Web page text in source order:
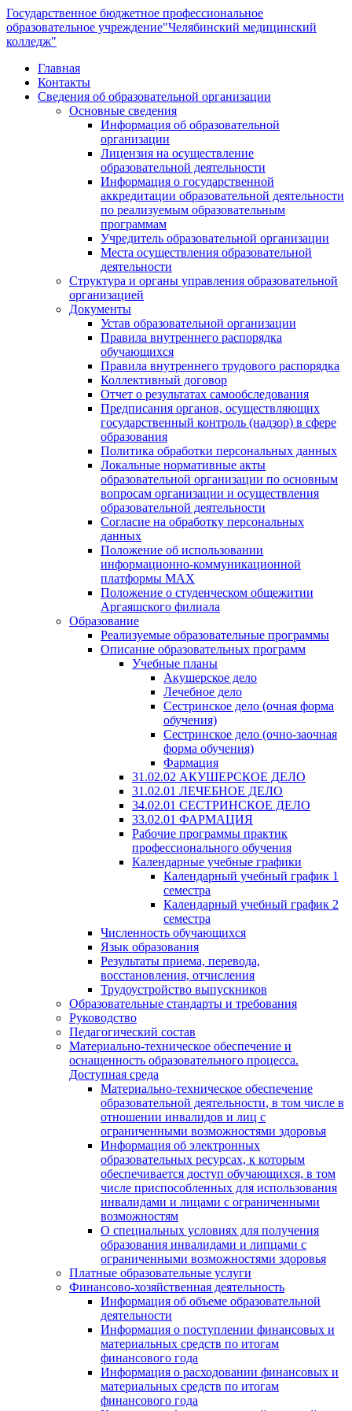
Государственное бюджетное профессиональное
образовательное учреждение"Челябинский медицинский
колледж"
Главная
Контакты
Сведения об образовательной организации
Основные сведения
Информация об образовательной
организации
Лицензия на осуществление
образовательной деятельности
Информация о государственной
аккредитации образовательной деятельности
по реализуемым образовательным
программам
Учредитель образовательной организации
Места осуществления образовательной
деятельности
Структура и органы управления образовательной
организацией
Документы
Устав образовательной организации
Правила внутреннего распорядка
обучающихся
Правила внутреннего трудового распорядка
Коллективный договор
Отчет о результатах самообследования
Предписания органов, осуществляющих
государственный контроль (надзор) в сфере
образования
Политика обработки персональных данных
Локальные нормативные акты
образовательной организации по основным
вопросам организации и осуществления
образовательной деятельности
Согласие на обработку персональных
данных
Положение об использовании
информационно-коммуникационной
платформы MAX
Положение о студенческом общежитии
Аргаяшского филиала
Образование
Реализуемые образовательные программы
Описание образовательных программ
Учебные планы
Акушерское дело
Лечебное дело
Сестринское дело (очная форма
обучения)
Сестринское дело (очно-заочная
форма обучения)
Фармация
31.02.02 АКУШЕРСКОЕ ДЕЛО
31.02.01 ЛЕЧЕБНОЕ ДЕЛО
34.02.01 СЕСТРИНСКОЕ ДЕЛО
33.02.01 ФАРМАЦИЯ
Рабочие программы практик
профессионального обучения
Календарные учебные графики
Календарный учебный график 1
семестра
Календарный учебный график 2
семестра
Численность обучающихся
Язык образования
Результаты приема, перевода,
восстановления, отчисления
Трудоустройство выпускников
Образовательные стандарты и требования
Руководство
Педагогический состав
Материально-техническое обеспечение и
оснащенность образовательного процесса.
Доступная среда
Материально-техническое обеспечение
образовательной деятельности, в том числе в
отношении инвалидов и лиц с
ограниченными возможностями здоровья
Информация об электронных
образовательных ресурсах, к которым
обеспечивается доступ обучающихся, в том
числе приспособленных для использования
инвалидами и лицами с ограниченными
возможностям
О специальных условиях для получения
образования инвалидами и липцами с
ограниченными возможностями здоровья
Платные образовательные услуги
Финансово-хозяйственная деятельность
Информация об объеме образовательной
деятельности
Информация о поступлении финансовых и
материальных средств по итогам
финансового года
Информация о расходовании финансовых и
материальных средств по итогам
финансового года